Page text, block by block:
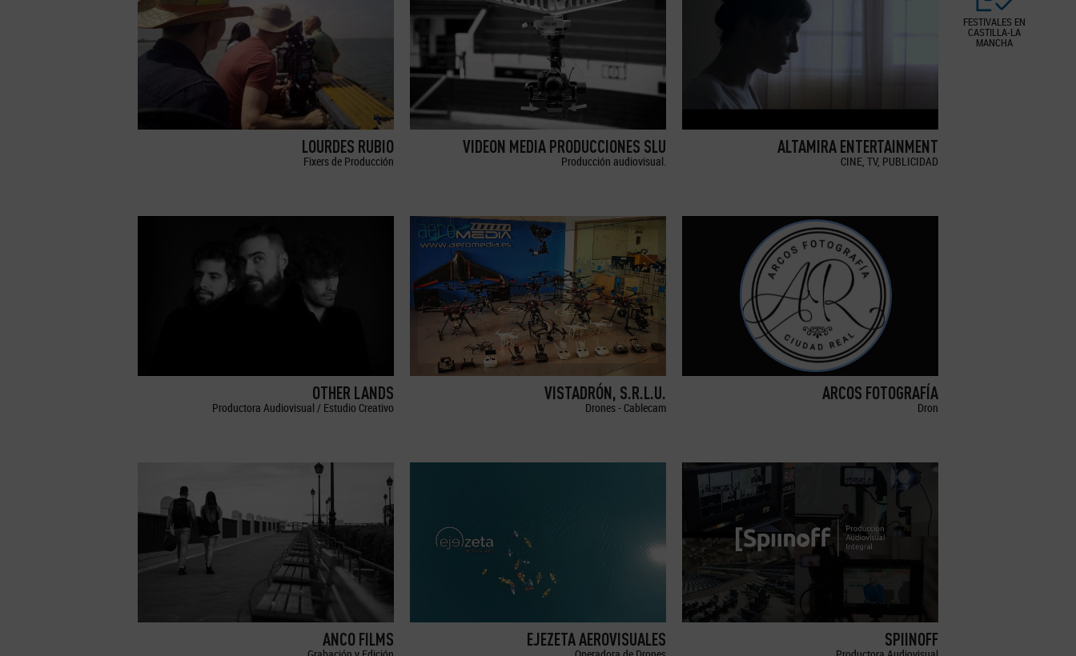
FESTIVALES EN
CASTILLA-LA
MANCHA
LOURDES RUBIO
Fixers de Producción
VIDEON MEDIA PRODUCCIONES SLU
Producción audiovisual.
ALTAMIRA ENTERTAINMENT
CINE, TV, PUBLICIDAD
OTHER LANDS
Productora Audiovisual / Estudio Creativo
VISTADRÓN, S.R.L.U.
Drones - Cablecam
ARCOS FOTOGRAFÍA
Dron
ANCO FILMS EJEZETA AEROVISUALES SPIINOFF